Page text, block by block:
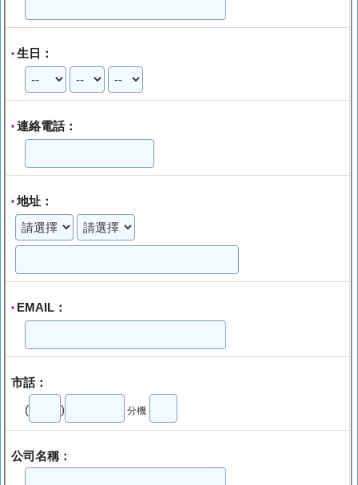
* 生日：
* 連絡電話：
*地址：
* EMAIL：
市話：
( ) 分機
公司名稱：